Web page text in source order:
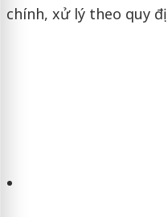
chính, xử lý theo quy